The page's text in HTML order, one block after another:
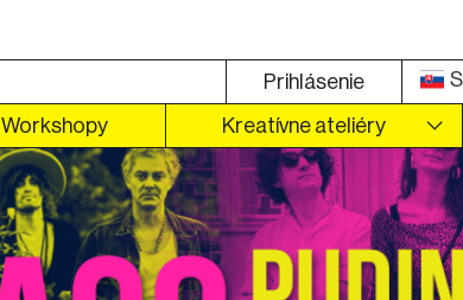
Prihlásenie
Workshopy Kreatívne ateliéry